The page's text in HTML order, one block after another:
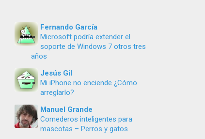
Fernando García
Microsoft podría extender el
soporte de Windows 7 otros tres
años
Jesús Gil
Mi iPhone no enciende ¿Cómo
arreglarlo?
Manuel Grande
Comederos inteligentes para
mascotas – Perros y gatos